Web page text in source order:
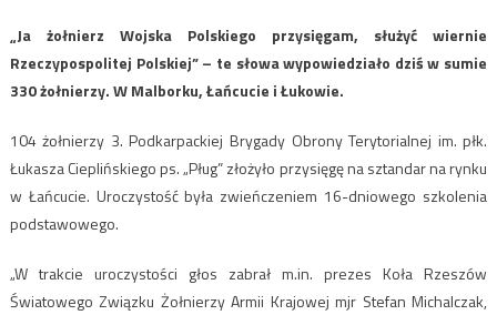
„Ja żołnierz Wojska Polskiego przysięgam, służyć wiernie
Rzeczypospolitej Polskiej” – te słowa wypowiedziało dziś w sumie
330 żołnierzy. W Malborku, Łańcucie i Łukowie.
104 żołnierzy 3. Podkarpackiej Brygady Obrony Terytorialnej im. płk.
Łukasza Cieplińskiego ps. „Pług” złożyło przysięgę na sztandar na rynku
w Łańcucie. Uroczystość była zwieńczeniem 16-dniowego szkolenia
podstawowego.
„W trakcie uroczystości głos zabrał m.in. prezes Koła Rzeszów
Światowego Związku Żołnierzy Armii Krajowej mjr Stefan Michalczak,